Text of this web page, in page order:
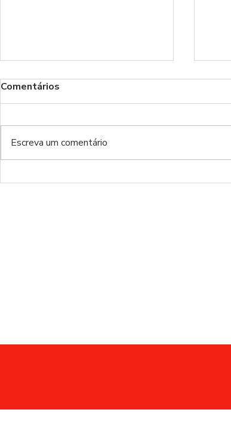
Modalidades Benfica |
Comentários
Escreva um comentário